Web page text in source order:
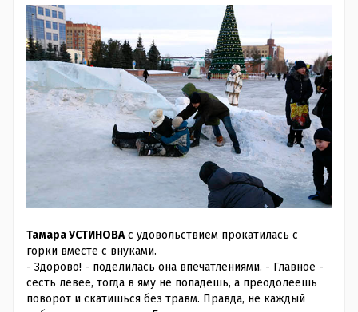
Тамара УСТИНОВАс удовольствием прокатилась с
горки вместе с внуками.
- Здорово! - поделилась она впечатлениями. - Главное -
сесть левее, тогда в яму не попадешь, а преодолеешь
поворот и скатишься без травм. Правда, не каждый